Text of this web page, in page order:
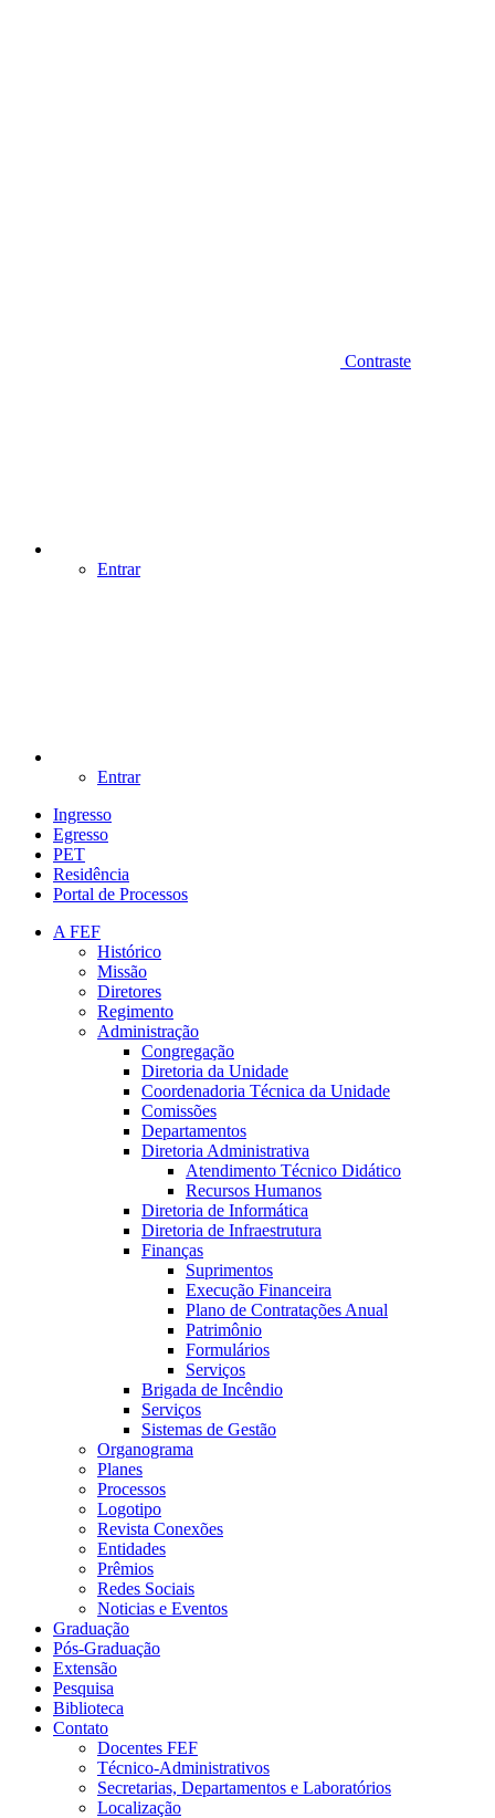
Contraste
Entrar
Entrar
Ingresso
Egresso
PET
Residência
Portal de Processos
A FEF
Histórico
Missão
Diretores
Regimento
Administração
Congregação
Diretoria da Unidade
Coordenadoria Técnica da Unidade
Comissões
Departamentos
Diretoria Administrativa
Atendimento Técnico Didático
Recursos Humanos
Diretoria de Informática
Diretoria de Infraestrutura
Finanças
Suprimentos
Execução Financeira
Plano de Contratações Anual
Patrimônio
Formulários
Serviços
Brigada de Incêndio
Serviços
Sistemas de Gestão
Organograma
Planes
Processos
Logotipo
Revista Conexões
Entidades
Prêmios
Redes Sociais
Noticias e Eventos
Graduação
Pós-Graduação
Extensão
Pesquisa
Biblioteca
Contato
Docentes FEF
Técnico-Administrativos
Secretarias, Departamentos e Laboratórios
Localização